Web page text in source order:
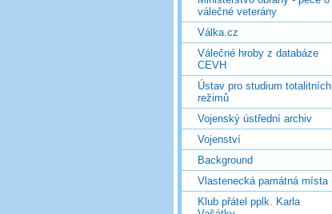
válečné veterány
Válka.cz
Válečné hroby z databáze
CEVH
Ústav pro studium totalitních
režimů
Vojenský ústřední archiv
Vojenství
Background
Vlastenecká památná místa
Klub přátel pplk. Karla